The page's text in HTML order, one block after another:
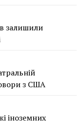
залишили
з США
іноземних